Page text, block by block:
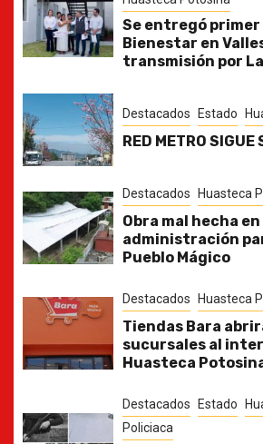
Se entregó primer
Bienestar en
transmisión por
Destacados Estado
RED METRO SIGUE
Destacados Huasteca
Obra mal hecha en
administración
Pueblo Mágico
Destacados Huasteca
Tiendas Bara
sucursales al
Huasteca
Destacados Estado
Policiaca